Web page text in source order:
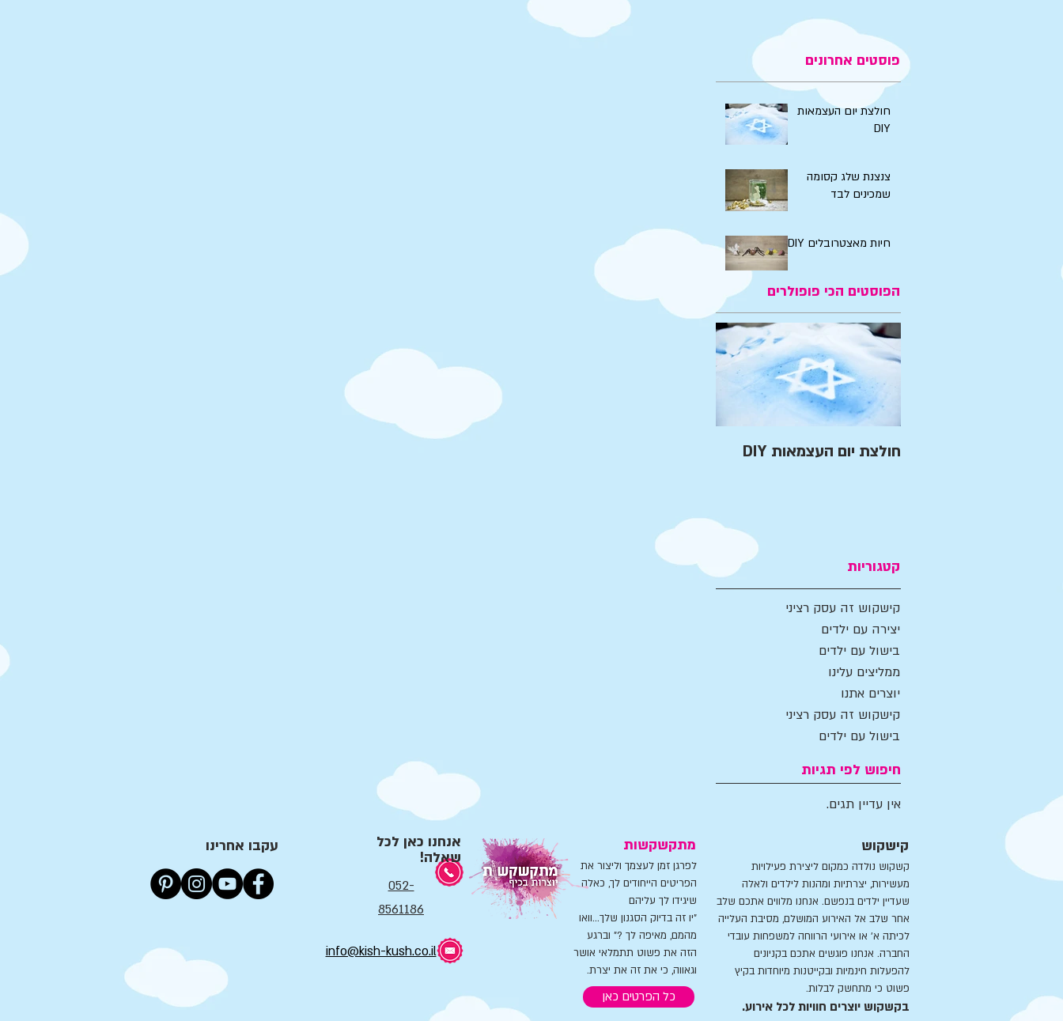
פוסטים אחרונים
חולצת יום העצמאות
DIY
צנצנת שלג קסומה
שמכינים לבד
חיות מאצטרובלים DIY
הפוסטים הכי פופולרים
חולצת יום העצמאות DIY
קטגוריות
קישקוש זה עסק רציני
יצירה עם ילדים
בישול עם ילדים
ממליצים עלינו
יוצרים אתנו
קישקוש זה עסק רציני
בישול עם ילדים
חיפוש לפי תגיות
אין עדיין תגים.
עקבו אחרינו
052-
8561186
info@kish-kush.co.il
אנחנו כאן לכל
שאלה!
לפרגן זמן לעצמך וליצור את
הפריטים הייחודים לך, כאלה
שיגידו לך עליהם
"יו זה בדיוק הסגנון שלך...וואו
מהמם, מאיפה לך ?" וברגע
הזה את פשוט תתמלאי אושר
וגאווה, כי את זה את יצרת.
מתקשקשות
כל הפרטים כאן
קישקוש
קשקוש נולדה כמקום ליצירת פעילויות
מעשירות, יצרתיות ומהנות לילדים ולאלה
שעדיין ילדים בנפשם. אנחנו מלווים אתכם שלב
אחר שלב אל האירוע המושלם, מסיבת העלייה
לכיתה א' או אירועי הרווחה למשפחות עובדי
החברה. אנחנו פוגשים אתכם בקניונים
להפעלות חינמיות ובקייטנות מיוחדות בקיץ
פשוט כי מתחשק לבלות.
בקשקוש יוצרים חוויות לכל אירוע.